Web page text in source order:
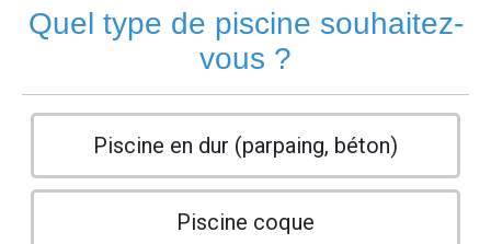
Quel type de piscine souhaitez-
vous ?
Piscine en dur (parpaing, béton)
Piscine coque